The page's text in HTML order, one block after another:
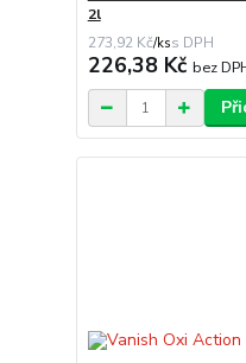
2l
273,92 Kč/ks
226,38 Kč bez